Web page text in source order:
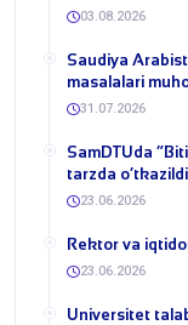
03.08.2026
​Saudiya
masalalari
31.07.2026
​SamDTUda
tarzda o‘tkazildi
23.06.2026
​Rektor va
23.06.2026
Universitet